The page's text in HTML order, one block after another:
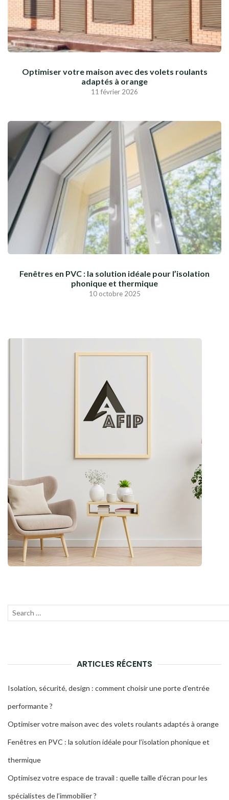
Optimiser votre maison avec des volets roulants
adaptés à orange
11 février 2026
Fenêtres en PVC : la solution idéale pour l’isolation
phonique et thermique
10 octobre 2025
Recherche
ARTICLES RÉCENTS
Isolation, sécurité, design : comment choisir une porte d’entrée
performante ?
Optimiser votre maison avec des volets roulants adaptés à orange
Fenêtres en PVC : la solution idéale pour l’isolation phonique et
thermique
Optimisez votre espace de travail : quelle taille d’écran pour les
spécialistes de l’immobilier ?